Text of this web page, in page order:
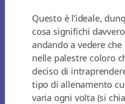
Questo è l’ideale,
cosa significhi
andando a vedere
nelle palestre coloro
deciso di
tipo di allenamento
varia ogni volta (si